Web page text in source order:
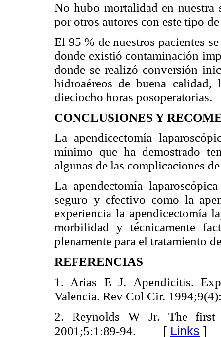
No hubo mortalidad en nuestra
por otros autores con este tipo
El 95 % de nuestros pacientes
donde existió contaminación
donde se realizó conversión
hidroaéreos de buena
dieciocho horas posoperatorias.
CONCLUSIONES Y
La apendicectomía
mínimo que ha demostrado
algunas de las complicaciones
La apendectomía
seguro y efectivo como la
experiencia la apendicectomía
morbilidad y técnicamente
plenamente para el tratamiento
REFERENCIAS
1. Arias E J. Apendicitis.
Valencia. Rev Col Cir.
2. Reynolds W Jr. The first
2001;5:1:89-94. [ Links ]